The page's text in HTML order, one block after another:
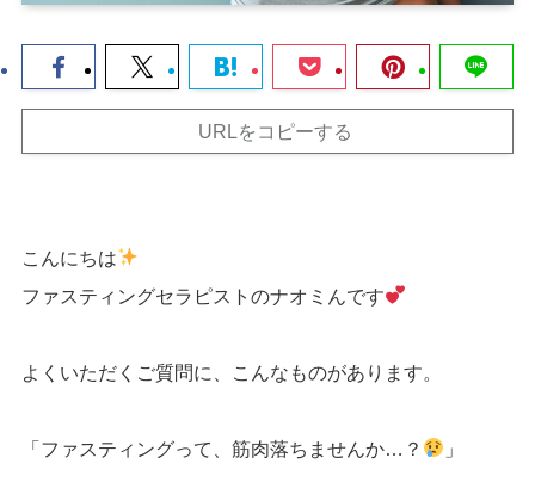
URLをコピーする
こんにちは
ファスティングセラピストのナオミんです
よくいただくご質問に、こんなものがあります。
「ファスティングって、筋肉落ちませんか…？ 」